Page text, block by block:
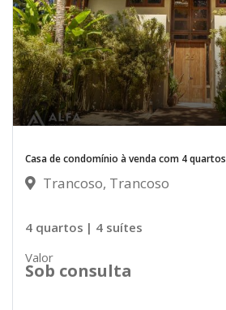
Casa de condomínio à venda com 4 quartos
Trancoso, Trancoso
4 quartos | 4 suítes
Valor
Sob consulta